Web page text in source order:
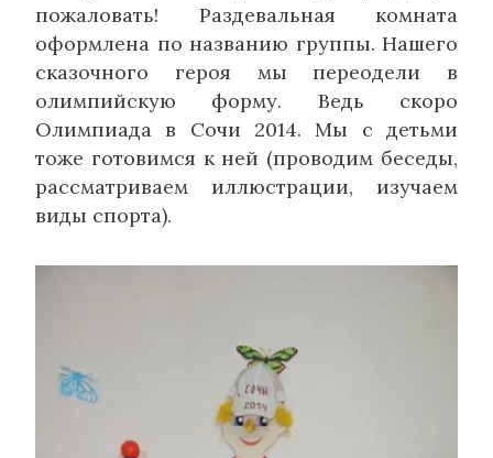
пожаловать! Раздевальная комната
оформлена по названию группы. Нашего
сказочного героя мы переодели в
олимпийскую форму. Ведь скоро
Олимпиада в Сочи 2014. Мы с детьми
тоже готовимся к ней (проводим беседы,
рассматриваем иллюстрации, изучаем
виды спорта).